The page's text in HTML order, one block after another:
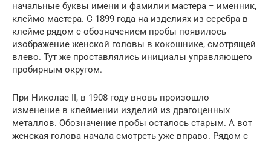
начальные буквы имени и фамилии мастера − именник,
клеймо мастера. С 1899 года на изделиях из серебра в
клейме рядом с обозначением пробы появилось
изображение женской головы в кокошнике, смотрящей
влево. Тут же проставлялись инициалы управляющего
пробирным округом.
При Николае II, в 1908 году вновь произошло
изменение в клеймении изделий из драгоценных
металлов. Обозначение пробы осталось старым. А вот
женская голова начала смотреть уже вправо. Рядом с